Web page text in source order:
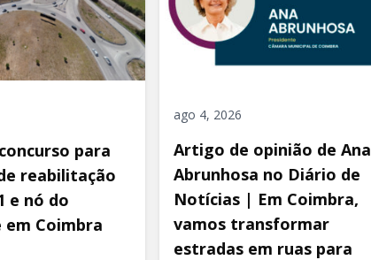
para
reabilitação
e nó do
em Coimbra
ago 4, 2026
Artigo de opinião de Ana
Abrunhosa no Diário de
Notícias | Em Coimbra,
vamos transformar
estradas em ruas para